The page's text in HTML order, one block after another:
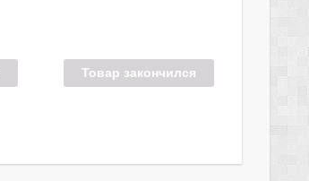
Товар закончился